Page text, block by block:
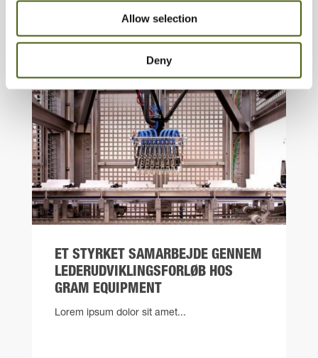
Allow selection
Deny
ET STYRKET SAMARBEJDE GENNEM
LEDERUDVIKLINGSFORLØB HOS
GRAM EQUIPMENT
Lorem ipsum dolor sit amet...